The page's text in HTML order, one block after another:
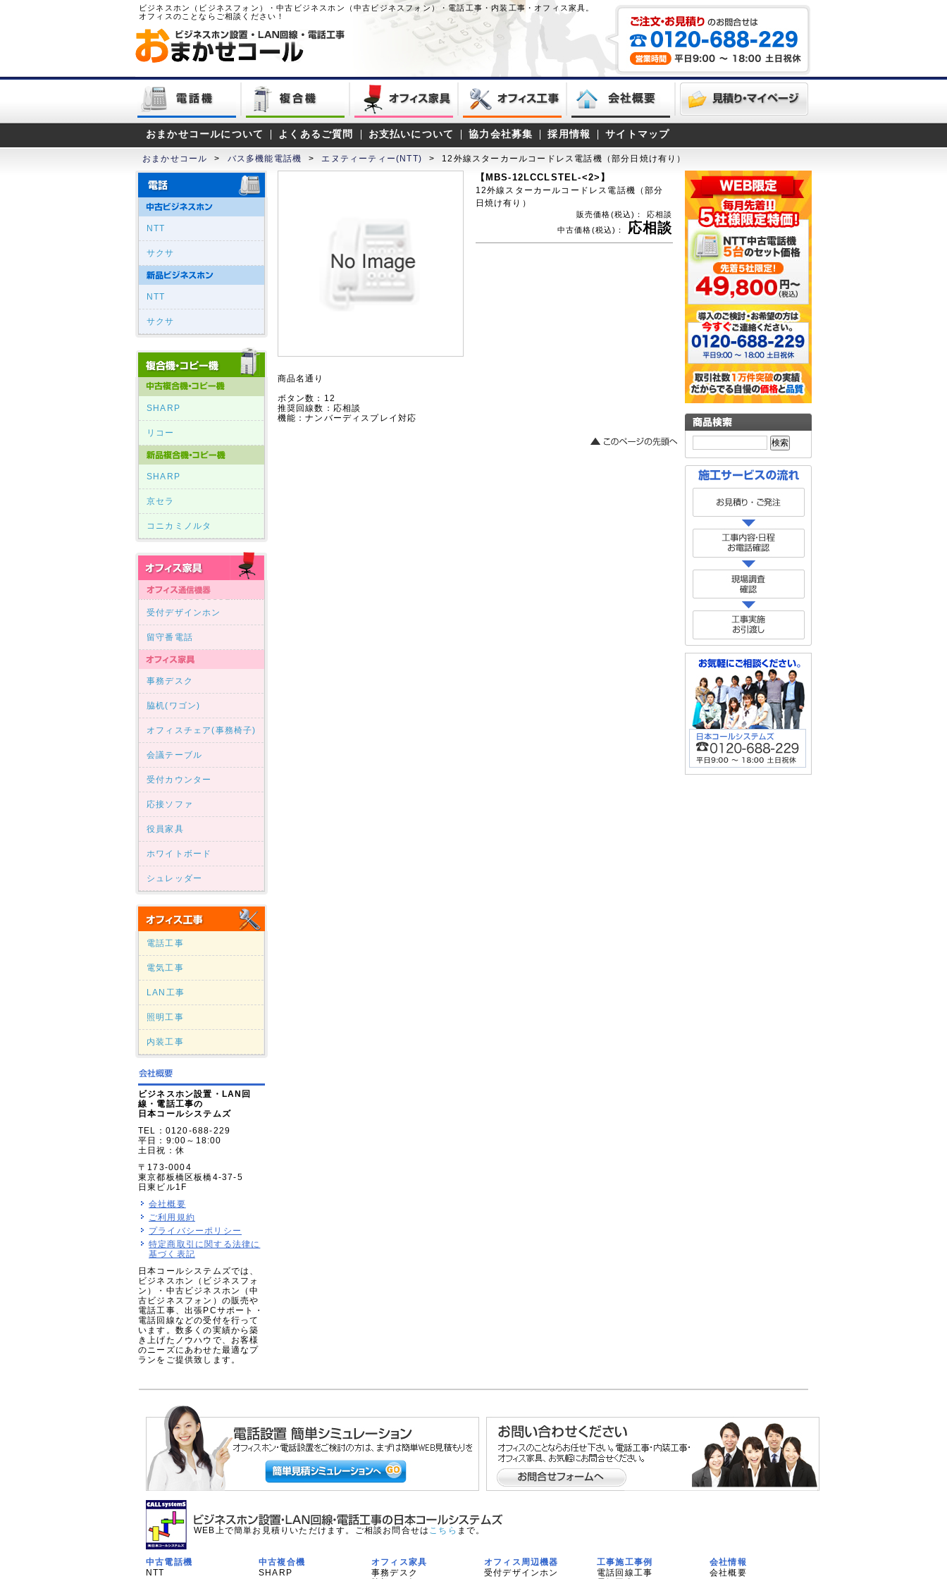
ビジネスホン（ビジネスフォン）・中古ビジネスホン（中古ビジネスフォン）・電話工事・内装工事・オフィス家具。
オフィスのことならご相談ください！
おまかせコールについて よくあるご質問 お支払いについて 協力会社募集 採用情報 サイトマップ
おまかせコール > バス多機能電話機 > エヌティーティー(NTT) > 12外線スターカールコードレス電話機（部分日焼け有り）
NTT
サクサ
NTT
サクサ
SHARP
リコー
SHARP
京セラ
コニカミノルタ
受付デザインホン
留守番電話
事務デスク
脇机(ワゴン)
オフィスチェア(事務椅子)
会議テーブル
受付カウンター
応接ソファ
役員家具
ホワイトボード
シュレッダー
電話工事
電気工事
LAN工事
照明工事
内装工事
ビジネスホン設置・LAN回
線・電話工事の
日本コールシステムズ
TEL：0120-688-229
平日：9:00～18:00
土日祝：休
〒173-0004
東京都板橋区板橋4-37-5
日東ビル1F
会社概要
ご利用規約
プライバシーポリシー
特定商取引に関する法律に
基づく表記
日本コールシステムズでは、
ビジネスホン（ビジネスフォ
ン）・中古ビジネスホン（中
古ビジネスフォン）の販売や
電話工事、出張PCサポート・
電話回線などの受付を行って
います。数多くの実績から築
き上げたノウハウで、お客様
のニーズにあわせた最適なプ
ランをご提供致します。
【MBS-12LCCLSTEL-<2>】
12外線スターカールコードレス電話機（部分
日焼け有り）
販売価格(税込)：
応相談
中古価格(税込)：
応相談
商品名通り
ボタン数：12
推奨回線数：応相談
機能：ナンバーディスプレイ対応
WEB上で簡単お見積りいただけます。ご相談お問合せは こちら まで。
中古電話機
NTT
中古複合機
SHARP
オフィス家具
事務デスク
オフィス周辺機器
受付デザインホン
工事施工事例
電話回線工事
会社情報
会社概要